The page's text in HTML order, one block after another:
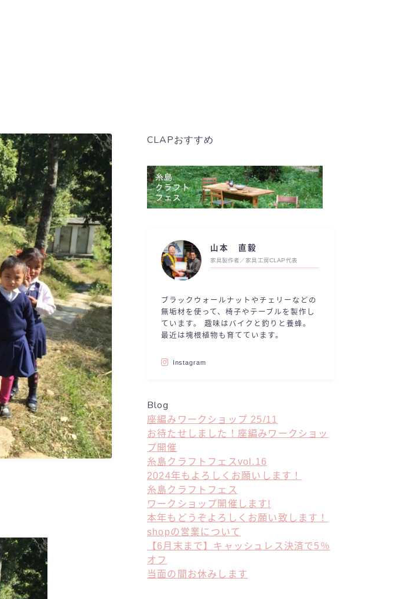
CLAPおすすめ
山本 直毅
家具製作者／家具工房CLAP代表
ブラックウォールナットやチェリーなどの
無垢材を使って、椅子やテーブルを製作し
ています。 趣味はバイクと釣りと養蜂。
最近は塊根植物も育てています。
Instagram
Blog
座編みワークショップ 25/11
お待たせしました！座編みワークショッ
プ開催
糸島クラフトフェスvol.16
2024年もよろしくお願いします！
糸島クラフトフェス
ワークショップ開催します!
本年もどうぞよろしくお願い致します！
shopの営業について
【6月末まで】キャッシュレス決済で5％
オフ
当面の間お休みします